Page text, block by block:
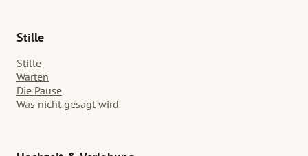
Stille
Stille
Warten
Die Pause
Was nicht gesagt wird